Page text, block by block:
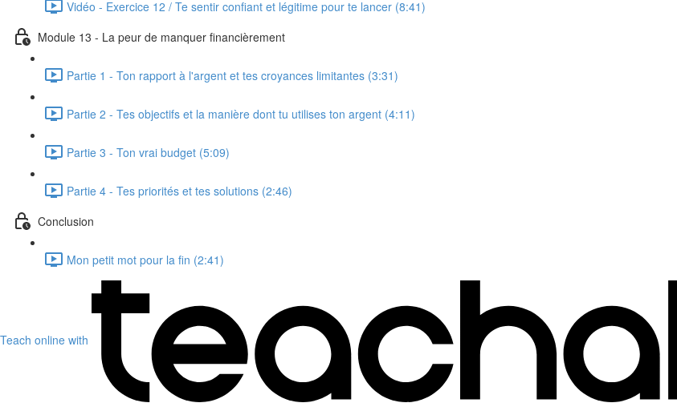
Vidéo - Exercice 12 / Te sentir confiant et légitime pour te lancer (8:41)
Module 13 - La peur de manquer financièrement
Partie 1 - Ton rapport à l'argent et tes croyances limitantes (3:31)
Partie 2 - Tes objectifs et la manière dont tu utilises ton argent (4:11)
Partie 3 - Ton vrai budget (5:09)
Partie 4 - Tes priorités et tes solutions (2:46)
Conclusion
Mon petit mot pour la fin (2:41)
Teach online with